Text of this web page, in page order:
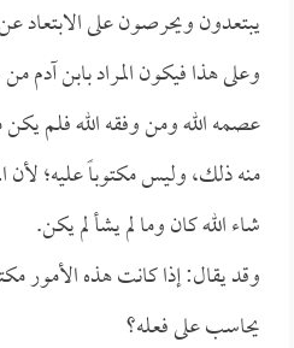
يبتعدون ويحرصون على الابتعاد
وعلى هذا فيكون المراد بابن
عصمه الله ومن وفقه الله فلم
منه ذلك، وليس مكتوباً عليه؛ لأن
شاء الله كان وما لم يشأ لم يكن.
وقد يقال: إذا كانت هذه الأمور
يحاسب على فعله؟